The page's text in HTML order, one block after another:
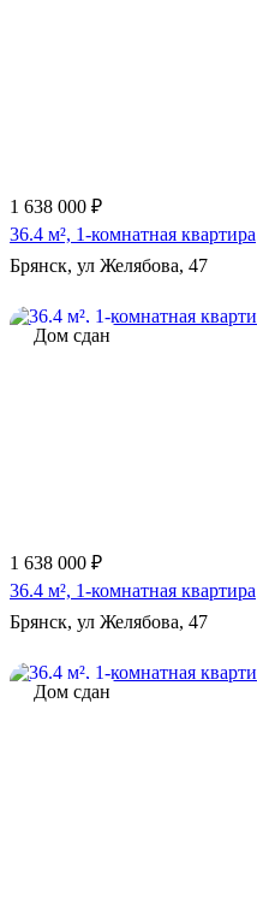
1 638 000 ₽
36.4 м², 1-комнатная квартира
Брянск, ул Желябова, 47
Дом сдан
1 638 000 ₽
36.4 м², 1-комнатная квартира
Брянск, ул Желябова, 47
Дом сдан